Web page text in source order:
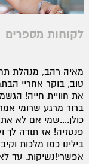
לקוחות מספרים
מאיה רהב, מנהלת
טוב, בוקר אחריי
את חוויית חייה!
ברור מרגע שרומי
כולן....שמי אם לא
פנטזיה! אז תודה לך
בילינו כמו מלכות
אפשרי!נשיקות, עד